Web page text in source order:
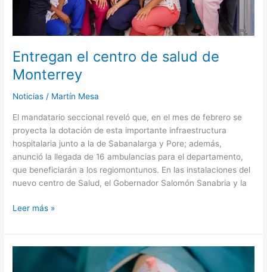
Entregan el centro de salud de
Monterrey
Noticias / Martín Mesa
El mandatario seccional reveló que, en el mes de febrero se
proyecta la dotación de esta importante infraestructura
hospitalaria junto a la de Sabanalarga y Pore; además,
anunció la llegada de 16 ambulancias para el departamento,
que beneficiarán a los regiomontunos. En las instalaciones del
nuevo centro de Salud, el Gobernador Salomón Sanabria y la
Leer más »